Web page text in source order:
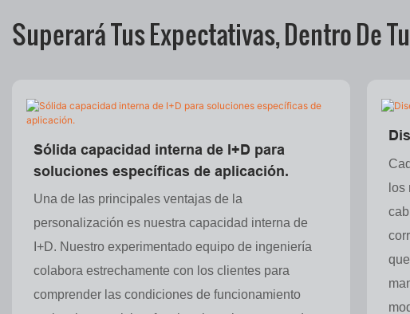
Superará Tus Expectativas, Dentro De
Sólida capacidad interna de I+D para
soluciones específicas de aplicación.
Una de las principales ventajas de la
personalización es nuestra capacidad interna de
I+D. Nuestro experimentado equipo de ingeniería
colabora estrechamente con los clientes para
comprender las condiciones de funcionamiento
los